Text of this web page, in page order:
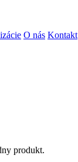
O nás Kontakt
produkt.